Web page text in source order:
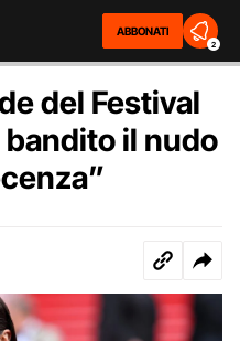
ABBONATI
2
del Festival
il nudo